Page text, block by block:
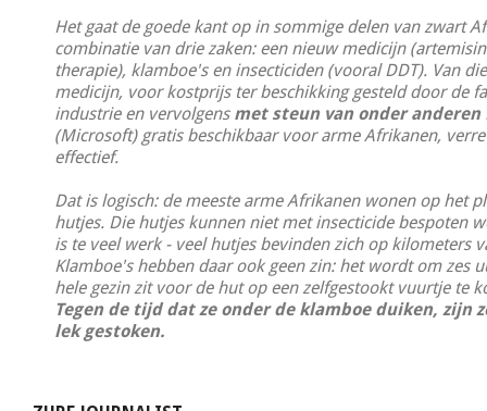
Het gaat de goede kant op in sommige delen van zwart
combinatie van drie zaken: een nieuw medicijn
therapie), klamboe's en insecticiden (vooral DDT). Van
medicijn, voor kostprijs ter beschikking gesteld door de
industrie en vervolgens met steun van onder anderen
(Microsoft) gratis beschikbaar voor arme Afrikanen,
effectief.
Dat is logisch: de meeste arme Afrikanen wonen op het
hutjes. Die hutjes kunnen niet met insecticide bespoten
is te veel werk - veel hutjes bevinden zich op kilometers
Klamboe's hebben daar ook geen zin: het wordt om zes
hele gezin zit voor de hut op een zelfgestookt vuurtje te
Tegen de tijd dat ze onder de klamboe duiken, zijn
lek gestoken.